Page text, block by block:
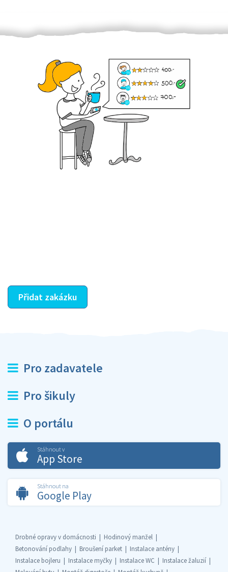
Přidat zakázku
Pro zadavatele
Pro šikuly
O portálu
Stáhnout v
App Store
Stáhnout na
Google Play
Drobné opravy v domácnosti
Hodinový manžel
Betonování podlahy
Broušení parket
Instalace antény
Instalace bojleru
Instalace myčky Instalace WC
Instalace žaluzií